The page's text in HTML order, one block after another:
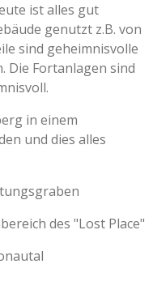
ist alles gut
genutzt z.B. von
sind geheimnisvolle
Die Fortanlagen sind
in einem
und dies alles
des "Lost Place"